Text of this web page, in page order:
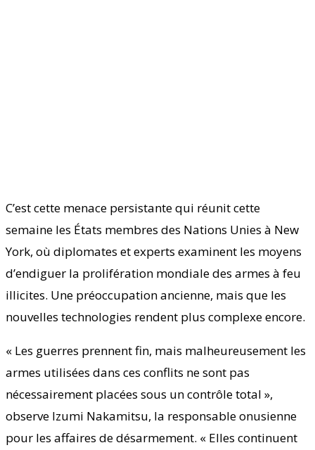
C’est cette menace persistante qui réunit cette
semaine les États membres des Nations Unies à New
York, où diplomates et experts examinent les moyens
d’endiguer la prolifération mondiale des armes à feu
illicites. Une préoccupation ancienne, mais que les
nouvelles technologies rendent plus complexe encore.
« Les guerres prennent fin, mais malheureusement les
armes utilisées dans ces conflits ne sont pas
nécessairement placées sous un contrôle total »,
observe Izumi Nakamitsu, la responsable onusienne
pour les affaires de désarmement. « Elles continuent